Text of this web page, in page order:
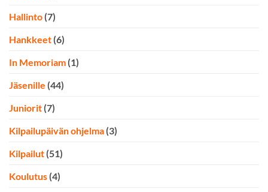
Hallinto (7)
Hankkeet (6)
In Memoriam (1)
Jäsenille (44)
Juniorit (7)
Kilpailupäivän ohjelma (3)
Kilpailut (51)
Koulutus (4)